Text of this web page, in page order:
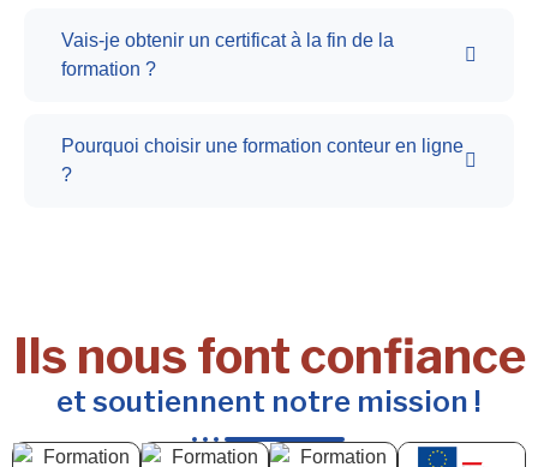
Vais-je obtenir un certificat à la fin de la
formation ?
Pourquoi choisir une formation conteur en ligne
?
Ils nous font confiance
et soutiennent notre mission !